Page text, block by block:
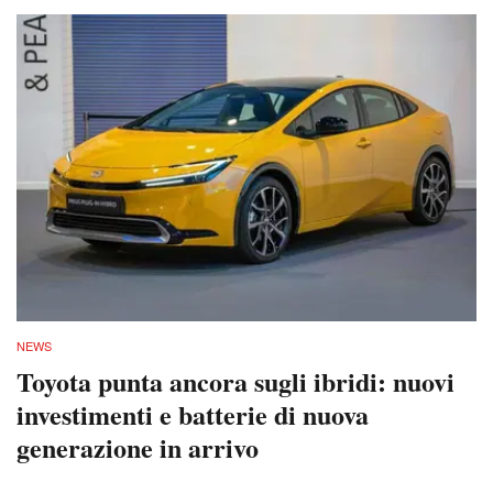
NEWS
Toyota punta ancora sugli ibridi: nuovi
investimenti e batterie di nuova
generazione in arrivo